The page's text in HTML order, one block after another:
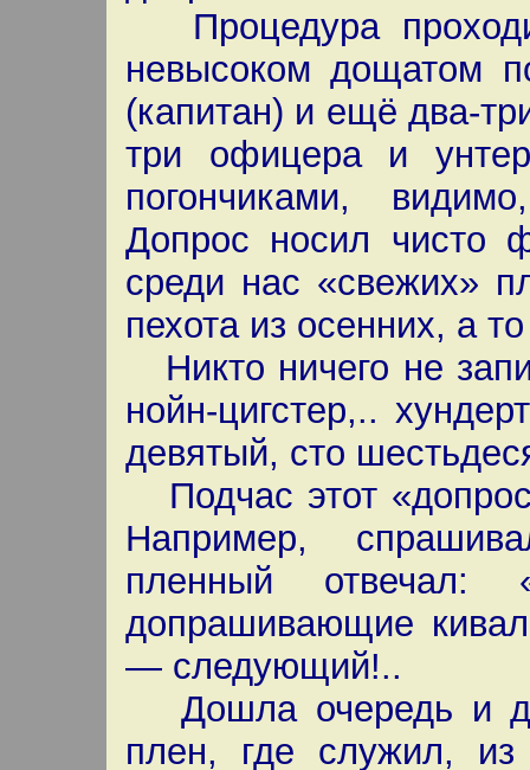
Процедура
невысоком дощатом
(капитан) и ещё два-
три офицера и
погончиками,
Допрос носил чисто
среди нас «свежих»
пехота из осенних, а
Никто ничего не
нойн-цигстер,..
девятый, сто
Подчас этот
Например,
пленный отвечал:
допрашивающие
— следующий!..
Дошла очередь и
плен, где служил, из